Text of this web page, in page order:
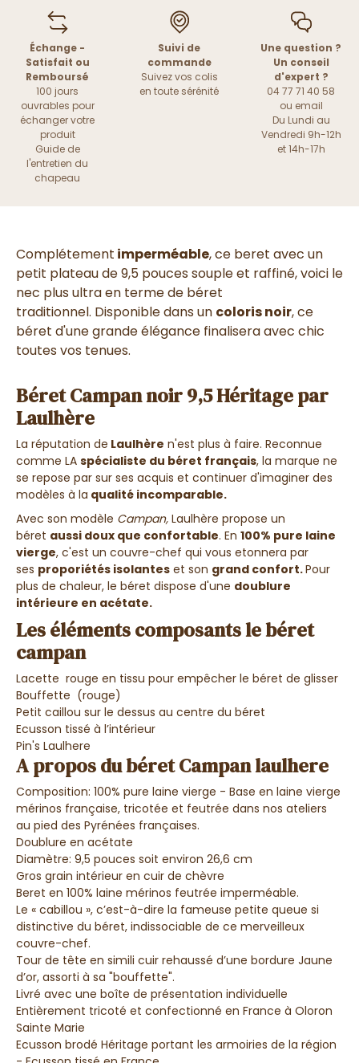
Échange -
Satisfait ou
Remboursé
100 jours
ouvrables pour
échanger votre
produit
Guide de
l'entretien du
chapeau
Suivi de
commande
Suivez vos colis
en toute sérénité
Une question ?
Un conseil
d'expert ?
04 77 71 40 58
ou email
Du Lundi au
Vendredi 9h-12h
et 14h-17h
Complétement imperméable, ce beret avec un
petit plateau de 9,5 pouces souple et raffiné, voici le
nec plus ultra en terme de béret
traditionnel. Disponible dans un coloris noir, ce
béret d'une grande élégance finalisera avec chic
toutes vos tenues.
Béret Campan noir 9,5 Héritage par
Laulhère
La réputation de Laulhère n'est plus à faire. Reconnue
comme LA spécialiste du béret français, la marque ne
se repose par sur ses acquis et continuer d'imaginer des
modèles à la qualité incomparable.
Avec son modèle Campan, Laulhère propose un
béret aussi doux que confortable. En 100% pure laine
vierge, c'est un couvre-chef qui vous etonnera par
ses proporiétés isolantes et son grand confort.Pour
plus de chaleur, le béret dispose d'une doublure
intérieure en acétate.
Les éléments composants le béret
campan
Lacette rouge en tissu pour empêcher le béret de glisser
Bouffette (rouge)
Petit caillou sur le dessus au centre du béret
Ecusson tissé à l’intérieur
Pin's Laulhere
A propos du béret Campan laulhere
Composition: 100% pure laine vierge - Base en laine vierge
mérinos française, tricotée et feutrée dans nos ateliers
au pied des Pyrénées françaises.
Doublure en acétate
Diamètre: 9,5 pouces soit environ 26,6 cm
Gros grain intérieur en cuir de chèvre
Beret en 100% laine mérinos feutrée imperméable.
Le « cabillou », c’est-à-dire la fameuse petite queue si
distinctive du béret, indissociable de ce merveilleux
couvre-chef.
Tour de tête en simili cuir rehaussé d’une bordure Jaune
d’or, assorti à sa "bouffette".
Livré avec une boîte de présentation individuelle
Entièrement tricoté et confectionné en France à Oloron
Sainte Marie
Ecusson brodé Héritage portant les armoiries de la région